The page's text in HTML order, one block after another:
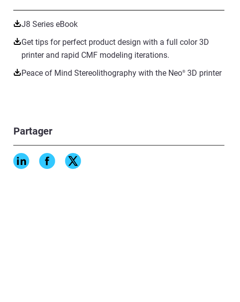
J8 Series eBook
Get tips for perfect product design with a full color 3D
printer and rapid CMF modeling iterations.
Peace of Mind Stereolithography with the Neo®3D printer
Partager